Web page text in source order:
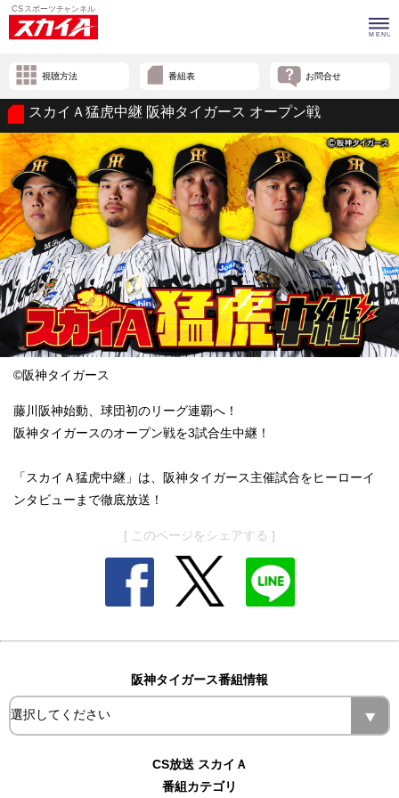
視聴方法 番組表 お問合せ
スカイＡ猛虎中継 阪神タイガース オープン戦
©阪神タイガース
藤川阪神始動、球団初のリーグ連覇へ！
阪神タイガースのオープン戦を3試合生中継！
「スカイＡ猛虎中継」は、阪神タイガース主催試合をヒーローイ
ンタビューまで徹底放送！
[ このページをシェアする ]
阪神タイガース番組情報
CS放送 スカイＡ
番組カテゴリ